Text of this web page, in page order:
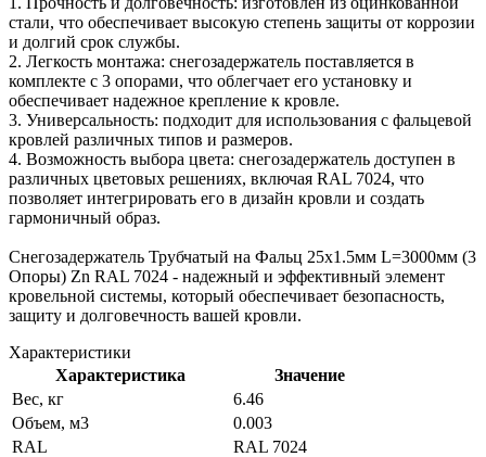
стали, что обеспечивает высокую степень защиты от коррозии
и долгий срок службы.
2. Легкость монтажа: снегозадержатель поставляется в
комплекте с 3 опорами, что облегчает его установку и
обеспечивает надежное крепление к кровле.
3. Универсальность: подходит для использования с фальцевой
кровлей различных типов и размеров.
4. Возможность выбора цвета: снегозадержатель доступен в
различных цветовых решениях, включая RAL 7024, что
позволяет интегрировать его в дизайн кровли и создать
гармоничный образ.
Снегозадержатель Трубчатый на Фальц 25х1.5мм L=3000мм (3
Опоры) Zn RAL 7024 - надежный и эффективный элемент
кровельной системы, который обеспечивает безопасность,
защиту и долговечность вашей кровли.
Характеристики
Характеристика
Значение
Вес, кг
6.46
Объем, м3
0.003
RAL
RAL 7024